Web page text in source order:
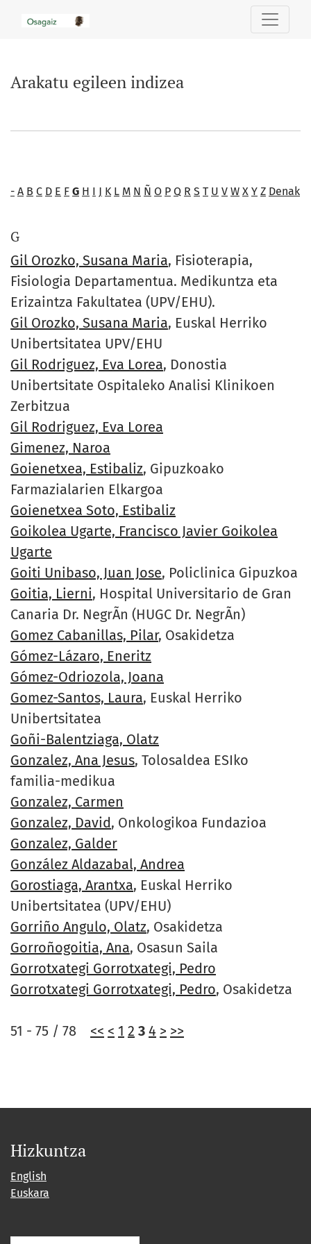
Arakatu egileen indizea
- A B C D E F G H I J K L M N Ñ O P Q R S T U V W X Y Z Denak
G
Gil Orozko, Susana Maria, Fisioterapia,
Fisiologia Departamentua. Medikuntza eta
Erizaintza Fakultatea (UPV/EHU).
Gil Orozko, Susana Maria, Euskal Herriko
Unibertsitatea UPV/EHU
Gil Rodriguez, Eva Lorea, Donostia
Unibertsitate Ospitaleko Analisi Klinikoen
Zerbitzua
Gil Rodriguez, Eva Lorea
Gimenez, Naroa
Goienetxea, Estibaliz, Gipuzkoako
Farmazialarien Elkargoa
Goienetxea Soto, Estibaliz
Goikolea Ugarte, Francisco Javier Goikolea
Ugarte
Goiti Unibaso, Juan Jose, Policlinica Gipuzkoa
Goitia, Lierni, Hospital Universitario de Gran
Canaria Dr. NegrÃ­n (HUGC Dr. NegrÃ­n)
Gomez Cabanillas, Pilar, Osakidetza
Gómez-Lázaro, Eneritz
Gómez-Odriozola, Joana
Gomez-Santos, Laura, Euskal Herriko
Unibertsitatea
Goñi-Balentziaga, Olatz
Gonzalez, Ana Jesus, Tolosaldea ESIko
familia-medikua
Gonzalez, Carmen
Gonzalez, David, Onkologikoa Fundazioa
Gonzalez, Galder
González Aldazabal, Andrea
Gorostiaga, Arantxa, Euskal Herriko
Unibertsitatea (UPV/EHU)
Gorriño Angulo, Olatz, Osakidetza
Gorroñogoitia, Ana, Osasun Saila
Gorrotxategi Gorrotxategi, Pedro
Gorrotxategi Gorrotxategi, Pedro, Osakidetza
51 - 75 / 78 << < 1 2 3 4 > >>
Hizkuntza
English
Euskara